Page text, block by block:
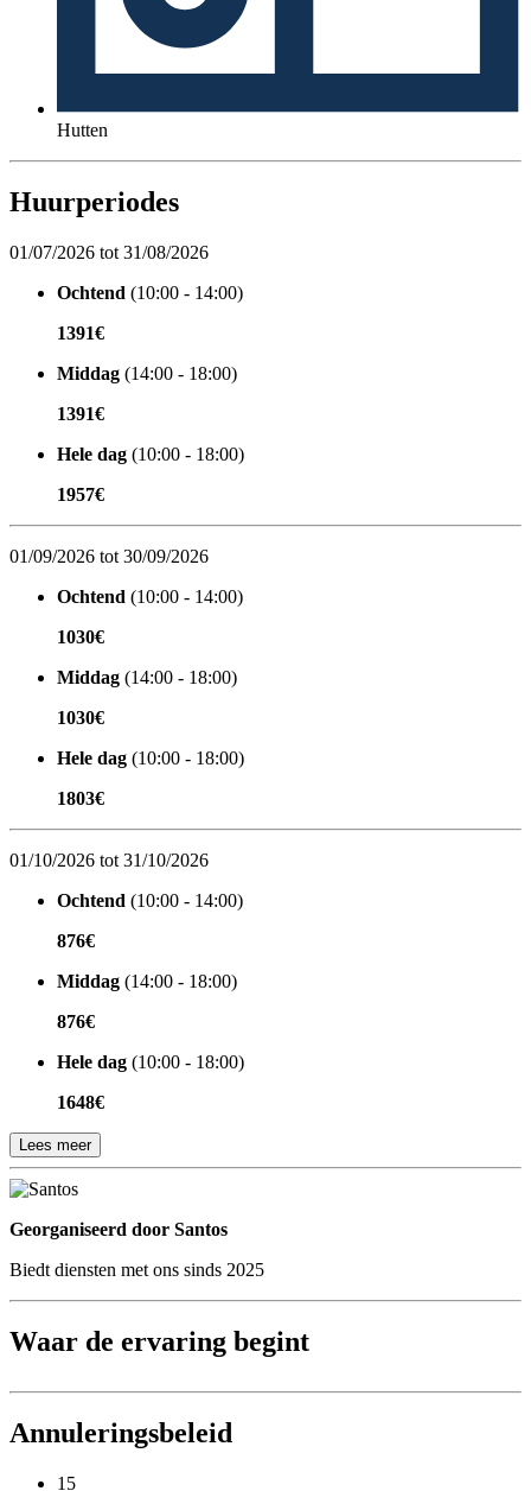
Hutten
Huurperiodes
01/07/2026 tot 31/08/2026
Ochtend (10:00 - 14:00)
1391€
Middag (14:00 - 18:00)
1391€
Hele dag (10:00 - 18:00)
1957€
01/09/2026 tot 30/09/2026
Ochtend (10:00 - 14:00)
1030€
Middag (14:00 - 18:00)
1030€
Hele dag (10:00 - 18:00)
1803€
01/10/2026 tot 31/10/2026
Ochtend (10:00 - 14:00)
876€
Middag (14:00 - 18:00)
876€
Hele dag (10:00 - 18:00)
1648€
Lees meer
Georganiseerd door
Georganiseerd door Santos
Biedt diensten met ons sinds 2025
Waar de ervaring begint
Annuleringsbeleid
15